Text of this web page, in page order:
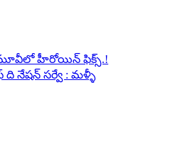
మూవీలో హీరోయిన్ ఫిక్స్.!
నేషన్ సర్వే : మళ్ళీ